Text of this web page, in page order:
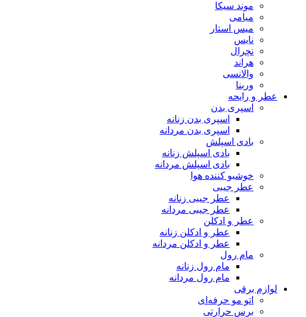
موند سیکا
میامی
میس استار
نایس
نچرال
هراند
والانسی
وربنا
عطر و رایحه
اسپری بدن
اسپری بدن زنانه
اسپری بدن مردانه
بادی اسپلش
بادی اسپلش زنانه
بادی اسپلش مردانه
خوشبو کننده هوا
عطر جیبی
عطر جیبی زنانه
عطر جیبی مردانه
عطر و ادکلن
عطر و ادکلن زنانه
عطر و ادکلن مردانه
مام رول
مام رول زنانه
مام رول مردانه
لوازم برقی
اتو مو حرفه‌ای
برس حرارتی